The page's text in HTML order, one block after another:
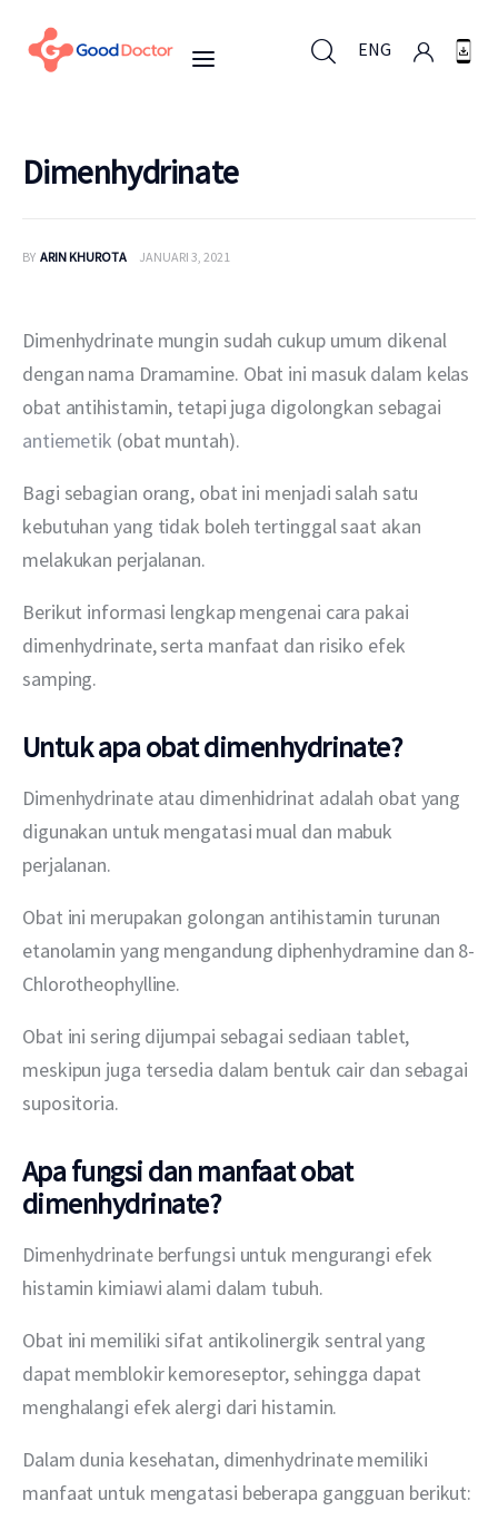
ENG
Untuk Bisnis
Mengapa Good Doctor
Berita
Dimenhydrinate
BY ARIN KHUROTA JANUARI 3, 2021
Dimenhydrinate mungin sudah cukup umum dikenal
dengan nama Dramamine. Obat ini masuk dalam kelas
obat antihistamin, tetapi juga digolongkan sebagai
antiemetik (obat muntah).
Bagi sebagian orang, obat ini menjadi salah satu
kebutuhan yang tidak boleh tertinggal saat akan
melakukan perjalanan.
Berikut informasi lengkap mengenai cara pakai
dimenhydrinate, serta manfaat dan risiko efek
samping.
Untuk apa obat dimenhydrinate?
Dimenhydrinate atau dimenhidrinat adalah obat yang
digunakan untuk mengatasi mual dan mabuk
perjalanan.
Obat ini merupakan golongan antihistamin turunan
etanolamin yang mengandung diphenhydramine dan 8-
Chlorotheophylline.
Obat ini sering dijumpai sebagai sediaan tablet,
meskipun juga tersedia dalam bentuk cair dan sebagai
supositoria.
Apa fungsi dan manfaat obat
dimenhydrinate?
Dimenhydrinate berfungsi untuk mengurangi efek
histamin kimiawi alami dalam tubuh.
Obat ini memiliki sifat antikolinergik sentral yang
dapat memblokir kemoreseptor, sehingga dapat
menghalangi efek alergi dari histamin.
Dalam dunia kesehatan, dimenhydrinate memiliki
manfaat untuk mengatasi beberapa gangguan berikut: